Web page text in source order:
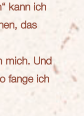
kann ich
das
mich. Und
fange ich